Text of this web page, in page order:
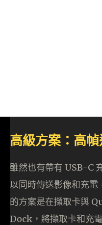
高級方案：高
雖然也有帶有 USB-C
以同時傳送影像和充電
的方案是在擷取卡與
Dock，將擷取卡和充